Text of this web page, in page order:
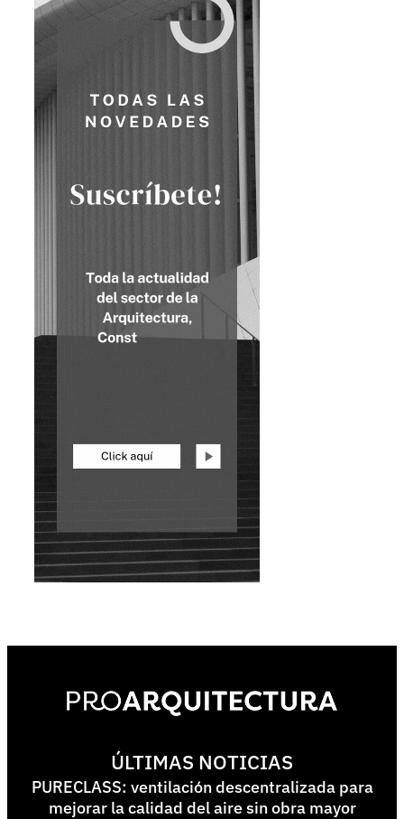
ÚLTIMAS NOTICIAS
PURECLASS: ventilación descentralizada para
mejorar la calidad del aire sin obra mayor